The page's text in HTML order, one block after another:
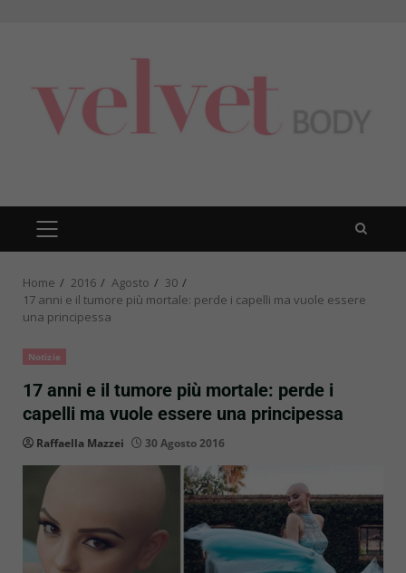
PRIMARY
MENU
Home 2016 Agosto
30
17 anni e il tumore più mortale: perde i capelli ma vuole essere
una principessa
Notizie
17 anni e il tumore più mortale: perde i
capelli ma vuole essere una principessa
Raffaella Mazzei 30 Agosto 2016